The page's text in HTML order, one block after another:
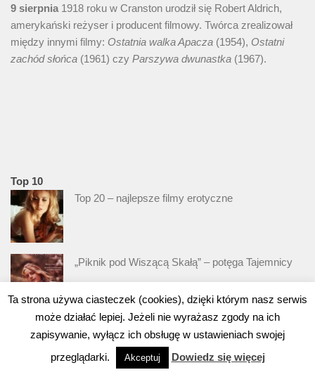
9 sierpnia 1918 roku w Cranston urodził się Robert Aldrich,
amerykański reżyser i producent filmowy. Twórca zrealizował
między innymi filmy: Ostatnia walka Apacza (1954), Ostatni
zachód słońca (1961) czy Parszywa dwunastka (1967).
Top 10
Top 20 – najlepsze filmy erotyczne
„Piknik pod Wiszącą Skałą” – potęga Tajemnicy
Sophia Loren – temperamentna Włoszka
Ta strona używa ciasteczek (cookies), dzięki którym nasz serwis
może działać lepiej. Jeżeli nie wyrażasz zgody na ich
zapisywanie, wyłącz ich obsługę w ustawieniach swojej
przeglądarki.
Akceptuj Dowiedz się więcej